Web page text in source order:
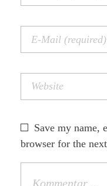
Save my name,
browser for the